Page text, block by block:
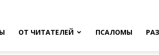
ОТ ЧИТАТЕЛЕЙ ПСАЛОМЫ